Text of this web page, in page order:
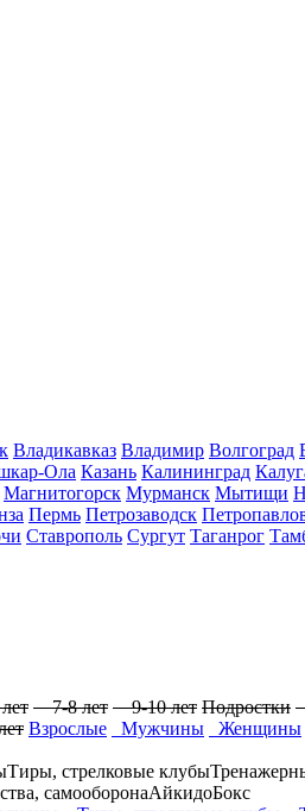
Владикавказ Владимир Волгоград
Ола Казань Калининград
Магнитогорск Мурманск Мытищи
Пермь Петрозаводск
Ставрополь Сургут Таганрог
7-8 лет 9-10 лет Подростки
Взрослые Мужчины
Женщины
Тиры, стрелковые клубы
самооборонаАйкидоБокс